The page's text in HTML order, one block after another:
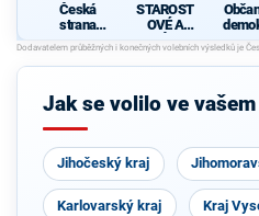
Česká
strana
sociálně
demokrati
cká
STAROST
OVÉ A
NEZÁVISL
Í PRO
ZLÍNSKÝ
cká
Jak se volilo ve
Jihočeský kraj
Karlovarský kraj Kraj